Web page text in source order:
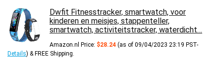
Dwfit Fitnesstracker, smartwatch, voor
kinderen en meisjes, stappenteller,
smartwatch, activiteitstracker, waterdicht…
Amazon.nl Price: $28.24 (as of 09/04/2023 23:19 PST-
Details) & FREE Shipping